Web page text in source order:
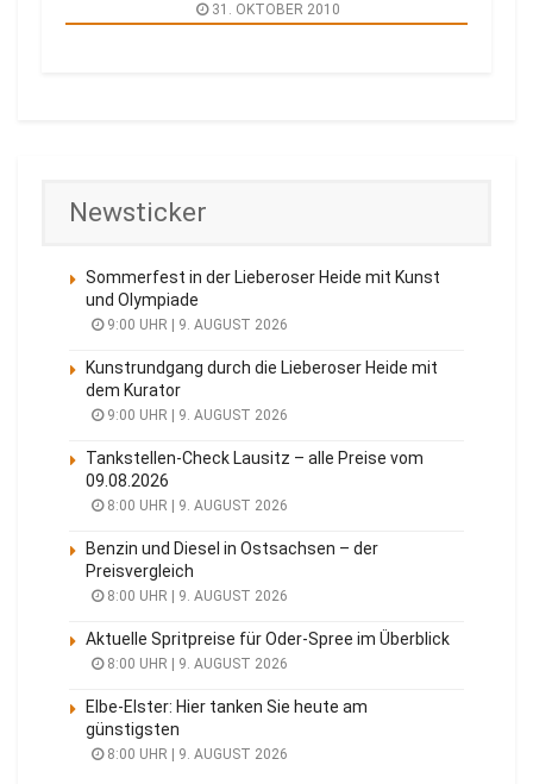
31. OKTOBER 2010
Newsticker
Sommerfest in der Lieberoser Heide mit Kunst
und Olympiade
9:00 UHR | 9. AUGUST 2026
Kunstrundgang durch die Lieberoser Heide mit
dem Kurator
9:00 UHR | 9. AUGUST 2026
Tankstellen-Check Lausitz – alle Preise vom
09.08.2026
8:00 UHR | 9. AUGUST 2026
Benzin und Diesel in Ostsachsen – der
Preisvergleich
8:00 UHR | 9. AUGUST 2026
Aktuelle Spritpreise für Oder-Spree im Überblick
8:00 UHR | 9. AUGUST 2026
Elbe-Elster: Hier tanken Sie heute am
günstigsten
8:00 UHR | 9. AUGUST 2026